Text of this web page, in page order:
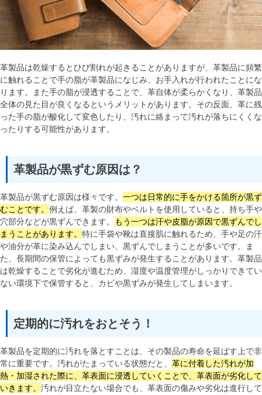
革製品は乾燥するとひび割れが起きることがありますが、革製品に頻繁
に触れることで手の脂が革製品になじみ、お手入れが行われたことにな
ります。また手の脂が浸透することで、革自体が柔らかくなり、革製品
全体の見た目が良くなるというメリットがあります。その反面、革に残
った手の脂が酸化して変色したり、汚れに絡まって汚れが落ちにくくな
ったりする可能性があります。
革製品が黒ずむ原因は？
革製品が黒ずむ原因は様々です。 一つは日常的に手をかける箇所が黒ず
むことです。 例えば、革製の財布やベルトを使用していると、持ち手や
穴部分などが黒ずんできます。
もう一つは汗や皮脂が原因で黒ずんでし
まうことがあります。 特に手袋や靴は直接肌に触れるため、手や足の汗
や油分が革に染み込んでしまい、黒ずんでしまうことが多いです。ま
た、長期間の保管によっても黒ずみが発生することがあります。革製品
は乾燥することで劣化が進むため、湿度や温度管理がしっかりできてい
ない環境下で保管すると、カビや黒ずみが発生してしまいます。
定期的に汚れをおとそう！
革製品を定期的に汚れを落とすことは、その製品の寿命を延ばす上で非
常に重要です。汚れがたまっている状態だと、 革に付着した汚れが加
熱・加湿された際に、革表面に浸透していくことで、革表面が劣化して
いきます。 汚れが目立たない場合でも、革表面の傷みや劣化は進行して